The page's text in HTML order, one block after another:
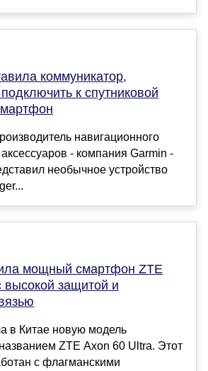
коммуникатор,
к спутниковой
навигационного
- компания Garmin -
необычное устройство
мощный смартфон ZTE
высокой защитой и
в Китае новую модель
ZTE Axon 60 Ultra. Этот
с флагманскими